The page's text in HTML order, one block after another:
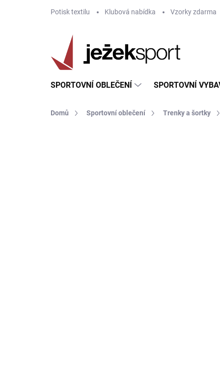
Potisk textilu Klubová nabídka Vzorky zdarma
SPORTOVNÍ OBLEČENÍ SPORTOVNÍ
Domů Sportovní oblečení Trenky a šortky